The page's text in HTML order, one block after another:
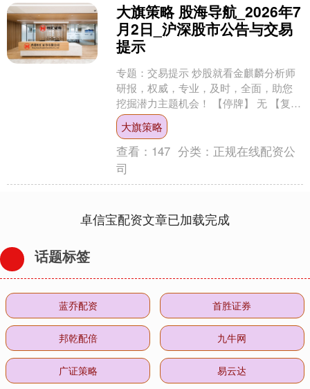
大旗策略 股海导航_2026年7
月2日_沪深股市公告与交易
提示
专题：交易提示 炒股就看金麒麟分析师
研报，权威，专业，及时，全面，助您
挖掘潜力主题机会！ 【停牌】 无 【复
牌】 603001 奥康国际（维权） 603559
....大旗策略
查看： 147 分类： 正规在线配资公
司
卓信宝配资文章已加载完成
话题标签
蓝乔配资 首胜证券
邦乾配倍 九牛网
广证策略 易云达